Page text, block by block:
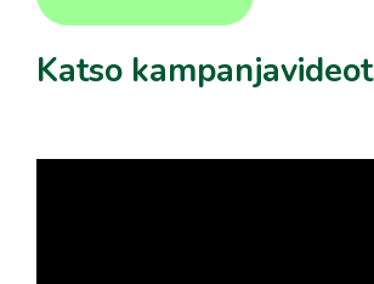
Katso kampanjavideot